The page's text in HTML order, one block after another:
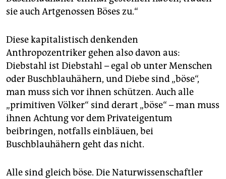
sie auch Artgenossen Böses zu.“
Diese kapitalistisch denkenden
Anthropozentriker gehen also davon aus:
Diebstahl ist Diebstahl – egal ob unter Menschen
oder Buschblauhähern, und Diebe sind „böse“,
man muss sich vor ihnen schützen. Auch alle
„primitiven Völker“ sind derart „böse“ – man muss
ihnen Achtung vor dem Privateigentum
beibringen, notfalls einbläuen, bei
Buschblauhähern geht das nicht.
Alle sind gleich böse. Die Naturwissenschaftler